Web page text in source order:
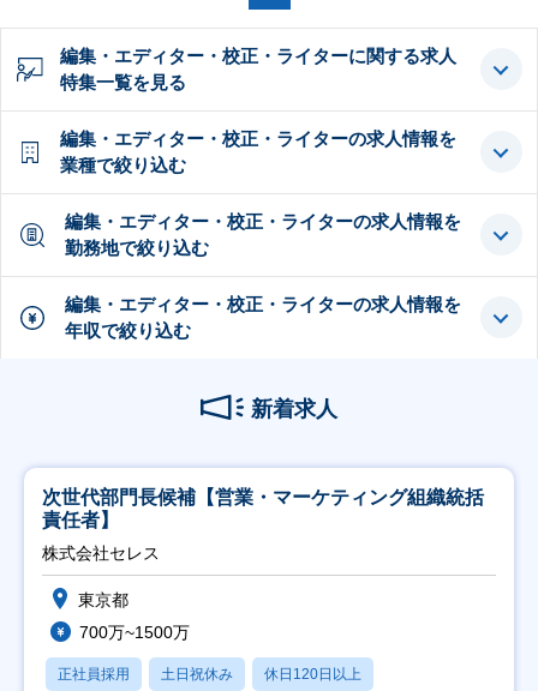
編集・エディター・校正・ライターに関する求人
特集一覧を見る
編集・エディター・校正・ライターの求人情報を
業種で絞り込む
編集・エディター・校正・ライターの求人情報を
勤務地で絞り込む
編集・エディター・校正・ライターの求人情報を
年収で絞り込む
新着求人
次世代部門長候補【営業・マーケティング組織統括
責任者】
株式会社セレス
東京都
700万~1500万
正社員採用 土日祝休み 休日120日以上